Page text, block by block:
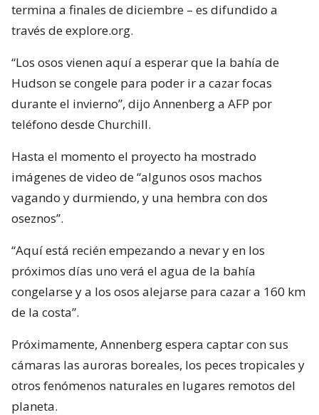
termina a finales de diciembre – es difundido a
través de explore.org.
“Los osos vienen aquí a esperar que la bahía de
Hudson se congele para poder ir a cazar focas
durante el invierno”, dijo Annenberg a AFP por
teléfono desde Churchill.
Hasta el momento el proyecto ha mostrado
imágenes de video de “algunos osos machos
vagando y durmiendo, y una hembra con dos
oseznos”.
“Aquí está recién empezando a nevar y en los
próximos días uno verá el agua de la bahía
congelarse y a los osos alejarse para cazar a 160 km
de la costa”.
Próximamente, Annenberg espera captar con sus
cámaras las auroras boreales, los peces tropicales y
otros fenómenos naturales en lugares remotos del
planeta.